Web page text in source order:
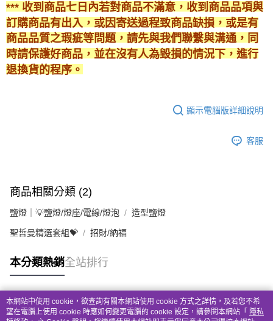
*** 收到商品七日內若對商品不滿意，收到商品品項與
訂購商品有出入，或因寄送過程致商品缺損，或是有
商品品質之瑕疵等問題，請先與我們聯繫與溝通，同
時請保護好商品，並在沒有人為毀損的情況下，進行
退換貨的程序。
顯示電腦版詳細說明
客服
商品相關分類 (2)
鹽燈｜💡鹽燈/燈座/電線/燈泡 造型鹽燈
聖哲曼精選套組💝 招財/納福
本分類熱銷全站排行
熱門標籤
本網站中使用 cookie，欲查詢有關本網站使用 cookie 方式之詳情，及若您不希
望在電腦上使用 cookie 時應如何變更電腦的 cookie 設定，請參閱本網站「 隱私